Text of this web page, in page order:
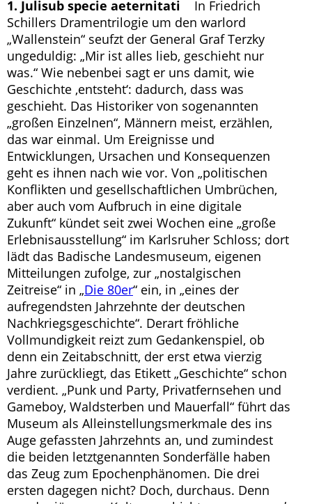
1. Julisub specie aeternitati
In Friedrich
Schillers Dramentrilogie um den warlord
„Wallenstein“ seufzt der General Graf Terzky
ungeduldig: „Mir ist alles lieb, geschieht nur
was.“ Wie nebenbei sagt er uns damit, wie
Geschichte ‚entsteht‘: dadurch, dass was
geschieht. Das Historiker von sogenannten
„großen Einzelnen“, Männern meist, erzählen,
das war einmal. Um Ereignisse und
Entwicklungen, Ursachen und Konsequenzen
geht es ihnen nach wie vor. Von „politischen
Konflikten und gesellschaftlichen Umbrüchen,
aber auch vom Aufbruch in eine digitale
Zukunft“ kündet seit zwei Wochen eine „große
Erlebnisausstellung“ im Karlsruher Schloss; dort
lädt das Badische Landesmuseum, eigenen
Mitteilungen zufolge, zur „nostalgischen
Zeitreise“ in „Die 80er“ ein, in „eines der
aufregendsten Jahrzehnte der deutschen
Nachkriegsgeschichte“. Derart fröhliche
Vollmundigkeit reizt zum Gedankenspiel, ob
denn ein Zeitabschnitt, der erst etwa vierzig
Jahre zurückliegt, das Etikett „Geschichte“ schon
verdient. „Punk und Party, Privatfernsehen und
Gameboy, Waldsterben und Mauerfall“ führt das
Museum als Alleinstellungsmerkmale des ins
Auge gefassten Jahrzehnts an, und zumindest
die beiden letztgenannten Sonderfälle haben
das Zeug zum Epochenphänomen. Die drei
ersten dagegen nicht? Doch, durchaus. Denn